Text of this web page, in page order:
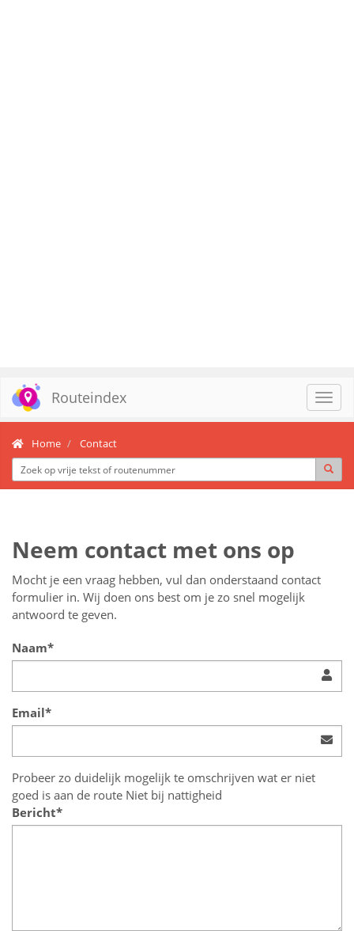
Routeindex
Home Contact
Neem contact met ons op
Mocht je een vraag hebben, vul dan onderstaand contact
formulier in. Wij doen ons best om je zo snel mogelijk
antwoord te geven.
Naam*
Email*
Probeer zo duidelijk mogelijk te omschrijven wat er niet
goed is aan de route Niet bij nattigheid
Bericht*